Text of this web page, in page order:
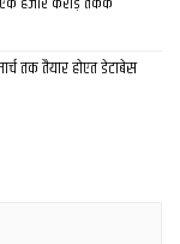
गृह क 16 बालिका
स’ हुनकर समझौता
तक तैयार होएत डेटाबेस